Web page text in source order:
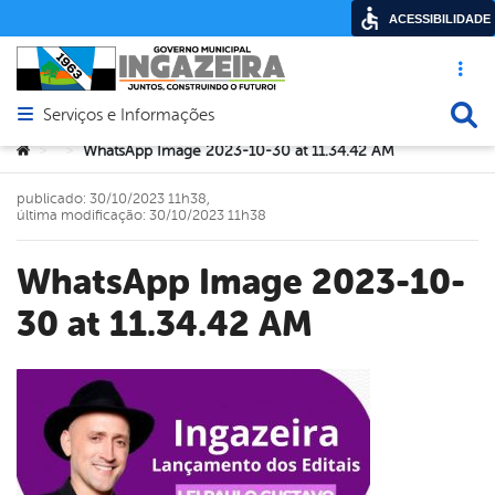
Acesso
Abrir menu principal de navegação
Serviços e Informações
Você está aqui:
> > WhatsApp Image 2023-10-30 at 11.34.42 AM
WhatsApp Image 2023-10-
30 at 11.34.42 AM
publicado: 30/10/2023 11h38,
última modificação: 30/10/2023 11h38
ACESSIBILIDADE